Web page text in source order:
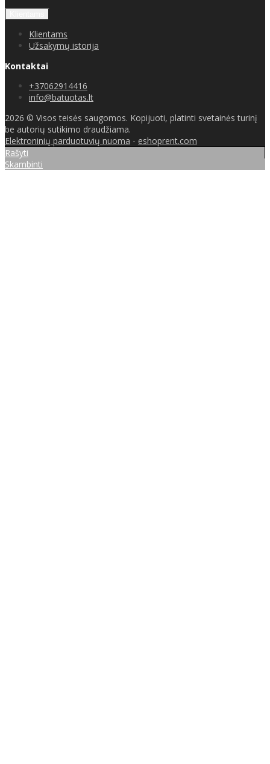
Klientams
Užsakymų istorija
Kontaktai
+37062914416
info@batuotas.lt
2026 © Visos teisės saugomos. Kopijuoti, platinti svetainės turinį
be autorių sutikimo draudžiama.
Elektroninių parduotuvių nuoma - eshoprent.com
Rašyti
Skambinti